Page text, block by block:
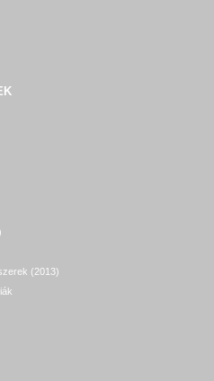
(2013)